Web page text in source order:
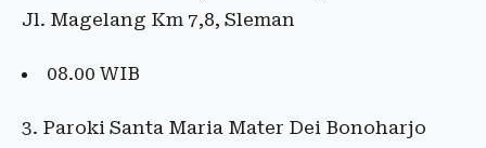
Jl. Magelang Km 7,8, Sleman
08.00 WIB
3. Paroki Santa Maria Mater Dei Bonoharjo